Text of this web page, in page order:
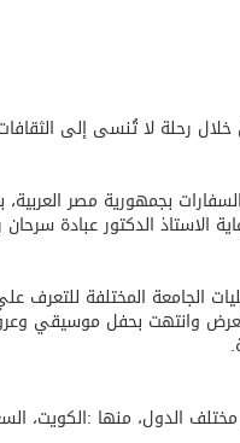
رحلة لا تُنسى إلى الثقافات
بجمهورية مصر
الاستاذ الدكتور عبادة
الجامعة المختلفة للتعرف
وانتهت بحفل موسيقي
منها :الكويت،